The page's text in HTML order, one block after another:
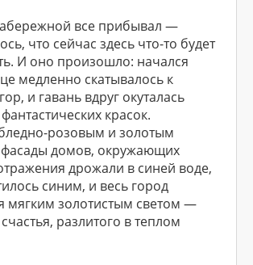
все прибывал —
что сейчас здесь что-то будет
И оно произошло: начался
медленно скатывалось к
и гавань вдруг окуталась
красок.
розовым и золотым
домов, окружающих
дрожали в синей воде,
синим, и весь город
мягким золотистым светом —
разлитого в теплом